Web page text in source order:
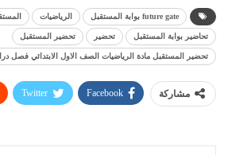
future gate بوابة المستقبل الرياضيات
تحاضير بوابة المستقبل تحضير تحضير المستقبل
تحضير المستقبل مادة الرياضيات الصف الاول الابتدائي فصل دراسي
مشاركة Facebook
Twitter